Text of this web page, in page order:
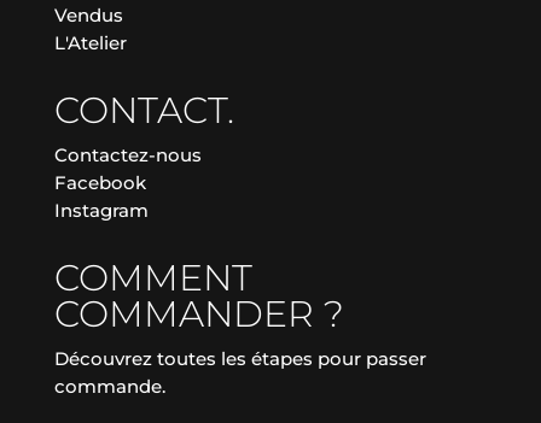
Vendus
L'Atelier
CONTACT.
Contactez-nous
Facebook
Instagram
COMMENT
COMMANDER ?
Découvrez toutes les étapes pour passer
commande.